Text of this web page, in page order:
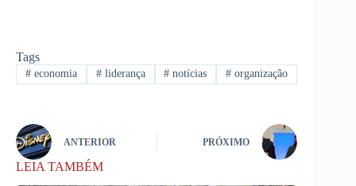
Tags
#economia #liderança # notícias # organização
ANTERIOR PRÓXIMO
LEIA TAMBÉM